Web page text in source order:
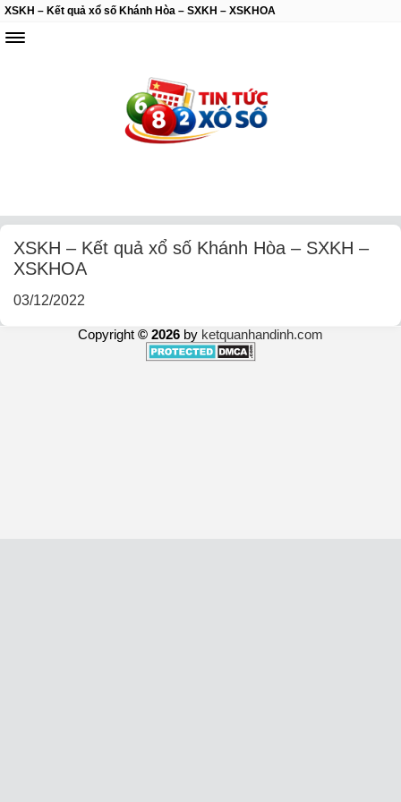
XSKH – Kết quả xổ số Khánh Hòa – SXKH – XSKHOA
XSKH – Kết quả xổ số Khánh Hòa – SXKH –
XSKHOA
03/12/2022
Copyright © 2026 by ketquanhandinh.com